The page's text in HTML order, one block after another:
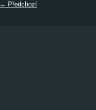
← Předchozí